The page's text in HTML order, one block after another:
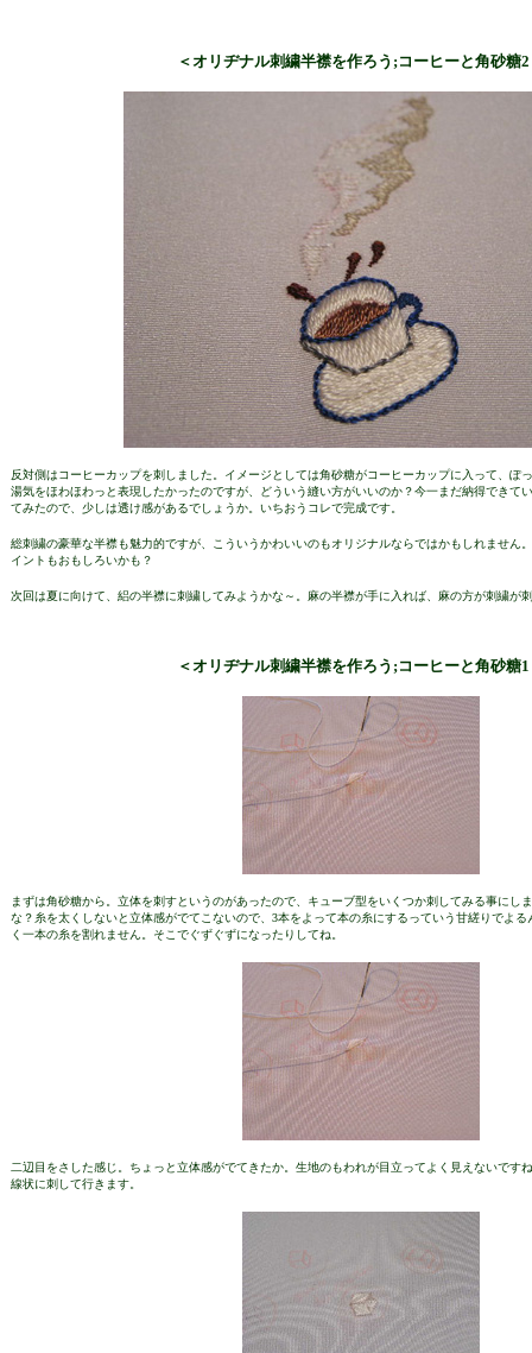
＜オリヂナル刺繍半襟を作ろう;コーヒーと角砂糖
反対側はコーヒーカップを刺しました。イメージとしては角砂糖がコーヒーカップに入って、ぽ
湯気をほわほわっと表現したかったのですが、どういう縫い方がいいのか？今一まだ納得できて
てみたので、少しは透け感があるでしょうか。いちおうコレで完成です。
総刺繍の豪華な半襟も魅力的ですが、こういうかわいいのもオリジナルならではかもしれません
イントもおもしろいかも？
次回は夏に向けて、絽の半襟に刺繍してみようかな～。麻の半襟が手に入れば、麻の方が刺繍が
＜オリヂナル刺繍半襟を作ろう;コーヒーと角砂糖
まずは角砂糖から。立体を刺すというのがあったので、キューブ型をいくつか刺してみる事にし
な？糸を太くしないと立体感がでてこないので、3本をよって本の糸にするっていう甘縒りでよ
く一本の糸を割れません。そこでぐずぐずになったりしてね。
二辺目をさした感じ。ちょっと立体感がでてきたか。生地のもわれが目立ってよく見えないです
線状に刺して行きます。